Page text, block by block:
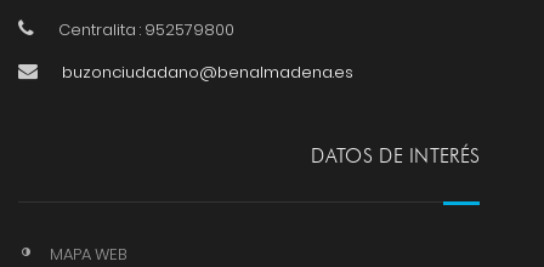
Centralita : 952579800
buzonciudadano@benalmadena.es
DATOS DE INTERÉS
MAPA WEB